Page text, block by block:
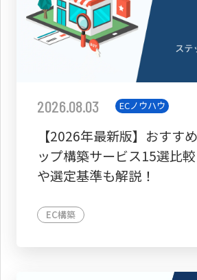
2026.08.03 ECノウハウ
【2026年最新版】おすす
ップ構築サービス15選比
や選定基準も解説！
EC構築